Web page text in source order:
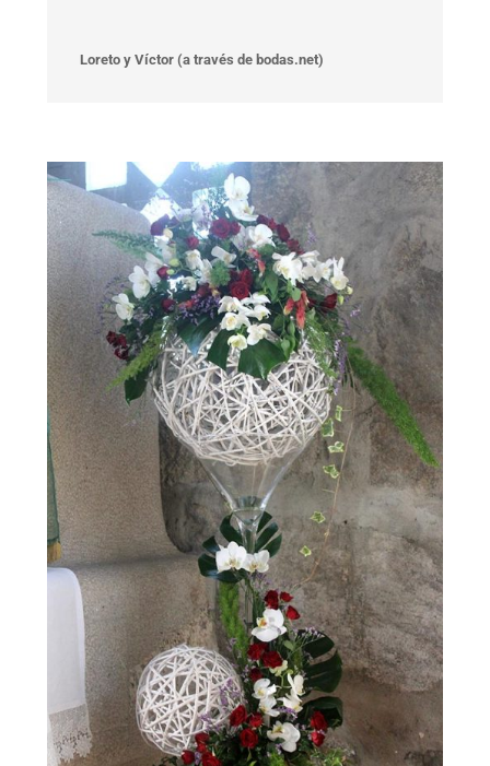
Loreto y Víctor (a través de bodas.net)